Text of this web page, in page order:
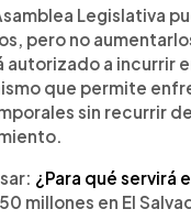
Legislativa
pero no
autorizado a incurrir
que permite
sin recurrir
¿Para qué servirá
millones en El